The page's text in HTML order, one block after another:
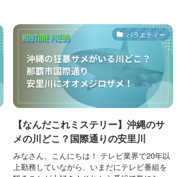
バラエティー
【なんだこれミステリー】沖縄のサ
メの川どこ？国際通りの安里川
みなさん、こんにちは！ テレビ業界で20年以
上勤務していながら、いまだにテレビ番組を